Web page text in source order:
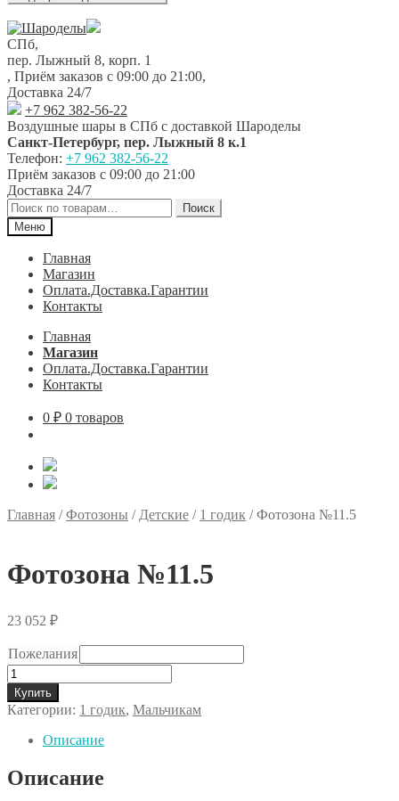
Перейти
к
навигации
Перейти
к
содержимому
СПб,
пер. Лыжный 8, корп. 1
, Приём заказов с 09:00 до 21:00,
Доставка 24/7
+7 962 382-56-22
Воздушные шары в СПб с доставкой Шароделы
Санкт-Петербург, пер. Лыжный 8 к.1
Телефон: +7 962 382-56-22
Приём заказов с 09:00 до 21:00
Доставка 24/7
Искать:
Поиск
Меню
Главная
Магазин
Оплата.Доставка.Гарантии
Контакты
Главная
Магазин
Оплата.Доставка.Гарантии
Контакты
0 ₽ 0 товаров
Главная /Фотозоны / Детские / 1 годик /Фотозона №11.5
Фотозона №11.5
23 052 ₽
Пожелания
Количество
товара
Фотозона
№11.5
Купить
Категории: 1 годик, Мальчикам
Описание
Описание